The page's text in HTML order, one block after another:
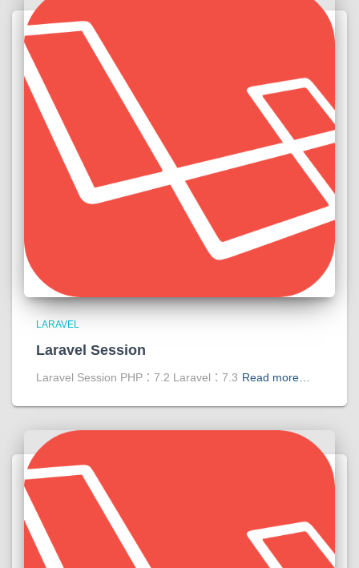
LARAVEL
Laravel Session
Laravel Session PHP：7.2 Laravel：7.3 Read more…